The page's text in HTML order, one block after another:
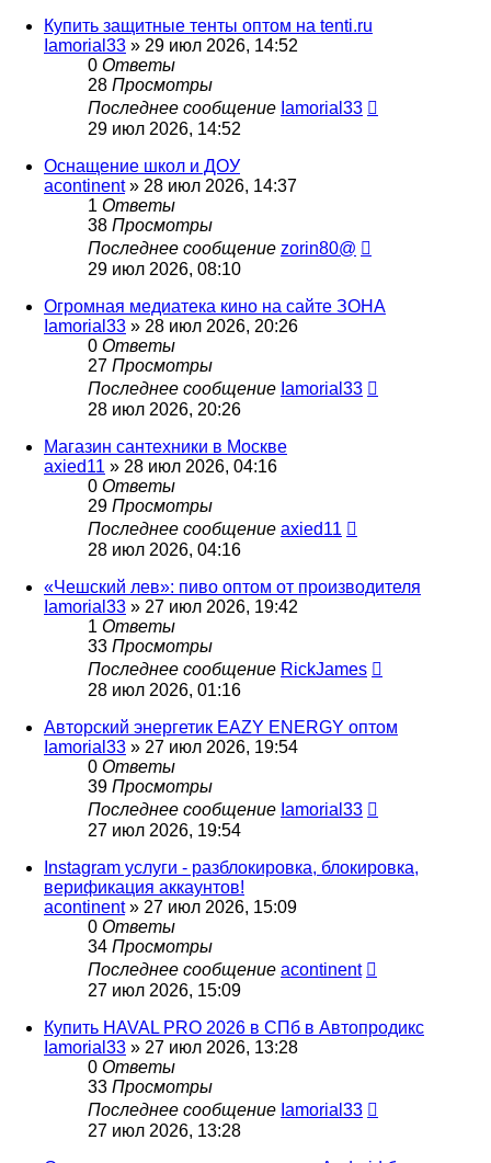
Купить защитные тенты оптом на tenti.ru
Iamorial33 » 29 июл 2026, 14:52
0 Ответы
28 Просмотры
Последнее сообщение Iamorial33
29 июл 2026, 14:52
Оснащение школ и ДОУ
acontinent» 28 июл 2026, 14:37
1 Ответы
38 Просмотры
Последнее сообщение zorin80@
29 июл 2026, 08:10
Огромная медиатека кино на сайте ЗОНА
Iamorial33 » 28 июл 2026, 20:26
0 Ответы
27 Просмотры
Последнее сообщение Iamorial33
28 июл 2026, 20:26
Магазин сантехники в Москве
axied11 » 28 июл 2026, 04:16
0 Ответы
29 Просмотры
Последнее сообщение axied11
28 июл 2026, 04:16
«Чешский лев»: пиво оптом от производителя
Iamorial33 » 27 июл 2026, 19:42
1 Ответы
33 Просмотры
Последнее сообщение RickJames
28 июл 2026, 01:16
Авторский энергетик EAZY ENERGY оптом
Iamorial33 » 27 июл 2026, 19:54
0 Ответы
39 Просмотры
Последнее сообщение Iamorial33
27 июл 2026, 19:54
Instagram услуги - разблокировка, блокировка,
верификация аккаунтов!
acontinent» 27 июл 2026, 15:09
0 Ответы
34 Просмотры
Последнее сообщение acontinent
27 июл 2026, 15:09
Купить HAVAL PRO 2026 в СПб в Автопродикс
Iamorial33 » 27 июл 2026, 13:28
0 Ответы
33 Просмотры
Последнее сообщение Iamorial33
27 июл 2026, 13:28